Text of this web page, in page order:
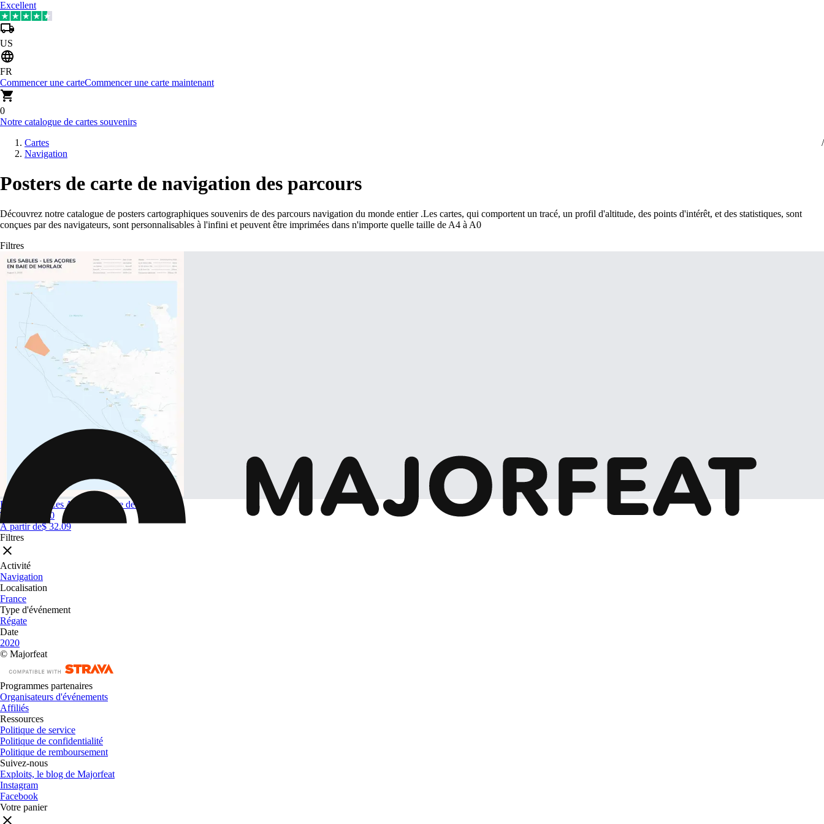
Excellent
US
FR
Commencer une carteCommencer une carte maintenant
0
Notre catalogue de cartes souvenirs
Cartes
Navigation
Posters de carte de navigation des parcours
Découvrez notre catalogue de posters cartographiques souvenirs de des parcours navigation du monde entier .Les cartes, qui comportent un tracé, un profil d'altitude, des points d'intérêt, et des statistiques, sont
conçues par des navigateurs, sont personnalisables à l'infini et peuvent être imprimées dans n'importe quelle taille de A4 à A0
Filtres
Les Sables - Les Açores en baie de Morlaix
Taille
A4 à A0
À partir de$ 32.09
Filtres
Activité
Navigation
Localisation
France
Type d'événement
Régate
Date
2020
© Majorfeat
Programmes partenaires
Organisateurs d'événements
Affiliés
Ressources
Politique de service
Politique de confidentialité
Politique de remboursement
Suivez-nous
Exploits, le blog de Majorfeat
Instagram
Facebook
Votre panier